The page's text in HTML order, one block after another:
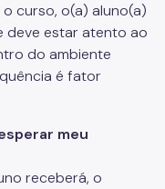
curso, o(a) aluno(a)
deve estar atento ao
do ambiente
é fator
meu
receberá, o